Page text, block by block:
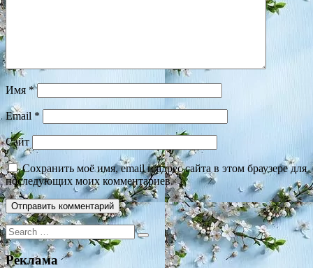
Имя *
Email *
Сайт
Сохранить моё имя, email и адрес сайта в этом браузере для
последующих моих комментариев.
Search
for:
Реклама